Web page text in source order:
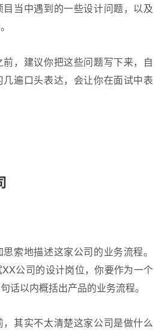
当中遇到的一些设计问题，以及
，建议你把这些问题写下来，自
遍口头表达，会让你在面试中表
索地描述这家公司的业务流程。
公司的设计岗位，你要作为一个
话以内概括出产品的业务流程。
其实不太清楚这家公司是做什么